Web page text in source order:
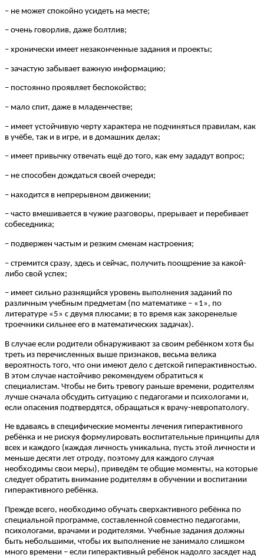
– не может спокойно усидеть на месте;
– очень говорлив, даже болтлив;
– хронически имеет незаконченные задания и проекты;
– зачастую забывает важную информацию;
– постоянно проявляет беспокойство;
– мало спит, даже в младенчестве;
– имеет устойчивую черту характера не подчиняться правилам, как
в учёбе, так и в игре, и в домашних делах;
– имеет привычку отвечать ещё до того, как ему зададут вопрос;
– не способен дождаться своей очереди;
– находится в непрерывном движении;
– часто вмешивается в чужие разговоры, прерывает и перебивает
собеседника;
– подвержен частым и резким сменам настроения;
– стремится сразу, здесь и сейчас, получить поощрение за какой-
либо свой успех;
– имеет сильно разнящийся уровень выполнения заданий по
различным учебным предметам (по математике – «1», по
литературе «5» с двумя плюсами; в то время как закоренелые
троечники сильнее его в математических задачах).
В случае если родители обнаруживают за своим ребёнком хотя бы
треть из перечисленных выше признаков, весьма велика
вероятность того, что они имеют дело с детской гиперактивностью.
В этом случае настойчиво рекомендуем обратиться к
специалистам. Чтобы не бить тревогу раньше времени, родителям
лучше сначала обсудить ситуацию с педагогами и психологами и,
если опасения подтвердятся, обращаться к врачу-невропатологу.
Не вдаваясь в специфические моменты лечения гиперактивного
ребёнка и не рискуя формулировать воспитательные принципы для
всех и каждого (каждая личность уникальна, пусть этой личности и
меньше десяти лет отроду, поэтому для каждого случая
необходимы свои меры), приведём те общие моменты, на которые
следует обратить внимание родителям в обучении и воспитании
гиперактивного ребёнка.
Прежде всего, необходимо обучать сверхактивного ребёнка по
специальной программе, составленной совместно педагогами,
психологами, врачами и родителями. Учебные задания должны
быть небольшими, чтобы их выполнение не занимало слишком
много времени – если гиперактивный ребёнок надолго засядет над